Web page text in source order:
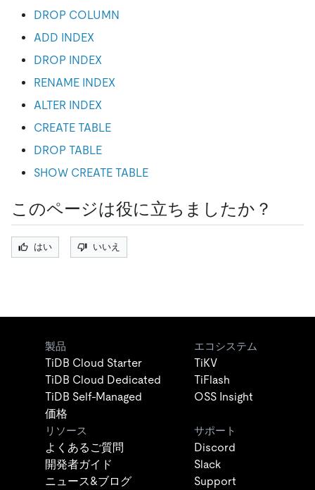
DROP COLUMN
ADD INDEX
DROP INDEX
RENAME INDEX
ALTER INDEX
CREATE TABLE
DROP TABLE
SHOW CREATE TABLE
このページは役に立ちましたか？
はい いいえ
製品
TiDB Cloud Starter
TiDB Cloud Dedicated
TiDB Self-Managed
価格
エコシステム
TiKV
TiFlash
OSS Insight
リソース
よくあるご質問
開発者ガイド
ニュース&ブログ
サポート
Discord
Slack
Support